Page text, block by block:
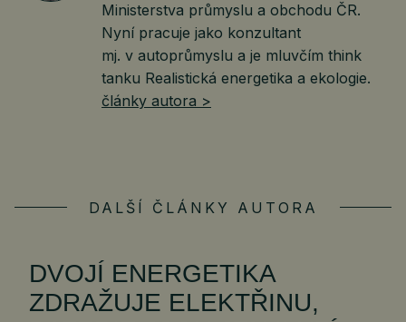
Ministerstva průmyslu a obchodu ČR.
Nyní pracuje jako konzultant
mj. v autoprůmyslu a je mluvčím think
tanku Realistická energetika a ekologie.
články autora >
DALŠÍ ČLÁNKY AUTORA
DVOJÍ ENERGETIKA
ZDRAŽUJE ELEKTŘINU,